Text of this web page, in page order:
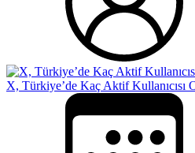
X, Türkiye’de Kaç Aktif Kullanıcısı